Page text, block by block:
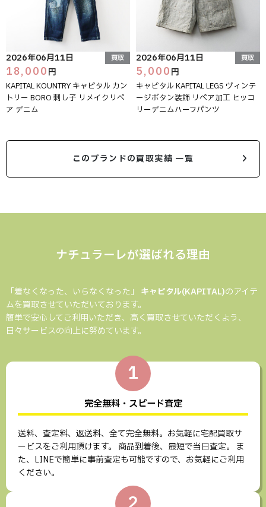
2026年06月11日 買取
18,000円
KAPITAL KOUNTRY キャピタル カン
トリー BORO 刺し子 リメイクリペ
ア デニム
2026年06月11日 買取
5,000円
キャピタル KAPITAL LEGS ヴィンテ
ージボタン装飾 リペア加工 ヒッコ
リーデニムハーフパンツ
このブランドの買取実績 一覧
ナチュラーレが選ばれる理由
「着なくなった、いらなくなった」 キャピタル(KAPITAL)のアイテ
ムを買取させていただいております。
簡単で安心してご利用いただき、高く買取させていただくよう、
日々サービスの向上に努めています。
1
完全無料・スピード査定
送料、査定料、返送料、全て完全無料。お気軽に宅配買取サ
ービスをご利用頂けます。 商品到着後、最短で当日査定。 ま
た、LINEで簡単に事前査定も可能ですので、お気軽にご利用
ください。